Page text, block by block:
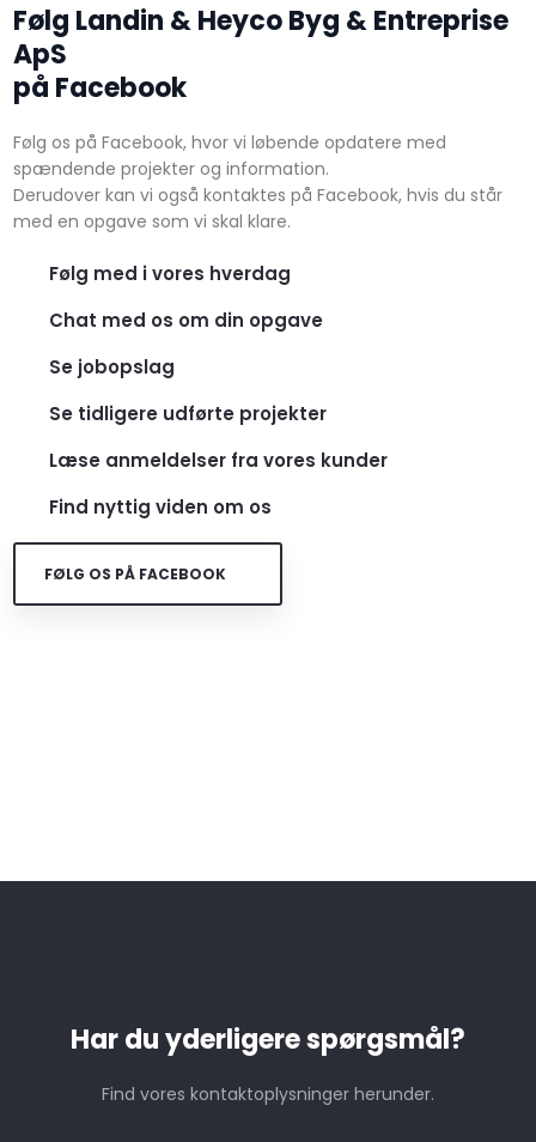
Følg Landin & Heyco Byg & Entreprise
ApS
​på Facebook
Følg os på Facebook, hvor vi løbende opdatere med
spændende projekter og information.
Derudover kan vi også kontaktes på Facebook, hvis du står
med en opgave som vi skal klare.
Følg med i vores hverdag
Chat med os om din opgave
Se jobopslag
Se tidligere udførte projekter
Læse anmeldelser fra vores kunder
Find nyttig viden om os
​FØLG OS PÅ FACEBOOK
Har du yderligere spørgsmål?
Find vores kontaktoplysninger herunder.